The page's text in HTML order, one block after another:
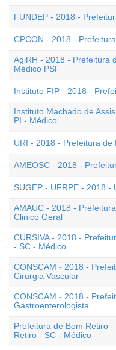
FUNDEP - 2018 -
CPCON - 2018 -
AgiRH - 2018 - Prefeitura
Médico PSF
Instituto FIP - 2018 -
Instituto Machado de
PI - Médico
URI - 2018 - Prefeitura
AMEOSC - 2018 -
SUGEP - UFRPE - 2018 -
AMAUC - 2018 -
Clinico Geral
CURSIVA - 2018 -
- SC - Médico
CONSCAM - 2018 -
Cirurgia Vascular
CONSCAM - 2018 -
Gastroenterologista
Prefeitura de Bom Retiro
Retiro - SC - Médico